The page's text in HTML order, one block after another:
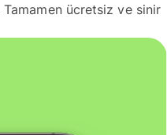
ücretsiz ve sinir